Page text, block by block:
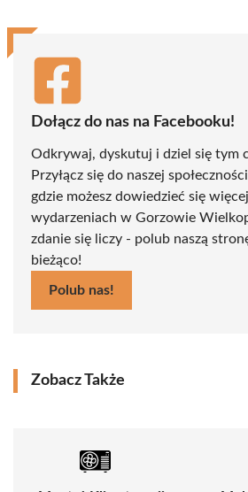
Dołącz do nas na Facebooku!
Odkrywaj, dyskutuj i dziel się tym
Przyłącz się do naszej
gdzie możesz dowiedzieć się
wydarzeniach w Gorzowie
zdanie się liczy - polub naszą
bieżąco!
Polub nas!
Zobacz Także